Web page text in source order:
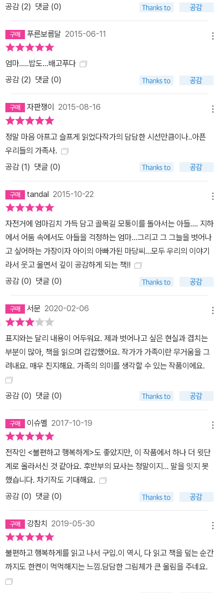
공감 (2) 댓글 (0)
푸른보름달 2015-06-11
엄마.....밥도...배고푸다
공감 (2) 댓글 (0)
자판쟁이 2015-08-16
정말 마음 아프고 슬프게 읽었다작가의 담담한 시선만큼이나..아픈
우리들의 가족사.
공감 (1) 댓글 (0)
tandal 2015-10-22
자전거에 엄마김치 가득 담고 골목길 모퉁이를 돌아서는 아들.... 지하
에서 어둠 속에서도 아들을 걱정하는 엄마...그리고 그 그늘을 벗어나
고 싶어하는 가장이자 아이의 아빠가된 마당씨...모두 우리의 이야기
라서 웃고 울면서 깊이 공감하게 되는 책!!
공감 (0) 댓글 (0)
서문 2020-02-06
표지와는 달리 내용이 어두워요. 제과 벗어나고 싶은 현실과 겹치는
부분이 많아, 책을 읽으며 갑갑했어요. 작가가 가족이란 무거움을 그
려내요. 매우 진지해요. 가족의 의미를 생각할 수 있는 작품이에요.
공감 (0) 댓글 (0)
이슈멜 2017-10-19
전작인 <불편하고 행복하게>도 좋았지만, 이 작품에서 하나 더 윗단
계로 올라서신 것 같아요. 후반부의 묘사는 정말이지... 말을 잇지 못
했습니다. 차기작도 기대해요.
공감 (0) 댓글 (0)
강참치 2019-05-30
불편하고 행복하게를 읽고 나서 구입.이 역시, 다 읽고 책을 덮는 순간
까지도 한켠이 먹먹해지는 느낌.담담한 그림체가 큰 울림을 주네요.